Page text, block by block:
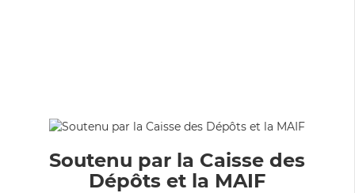
Soutenu par la Caisse des
Dépôts et la MAIF